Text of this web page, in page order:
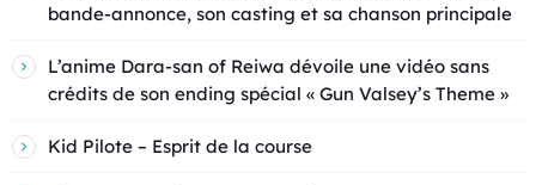
bande-annonce, son casting et sa chanson principale
L’anime Dara-san of Reiwa dévoile une vidéo sans
crédits de son ending spécial « Gun Valsey’s Theme »
Kid Pilote – Esprit de la course